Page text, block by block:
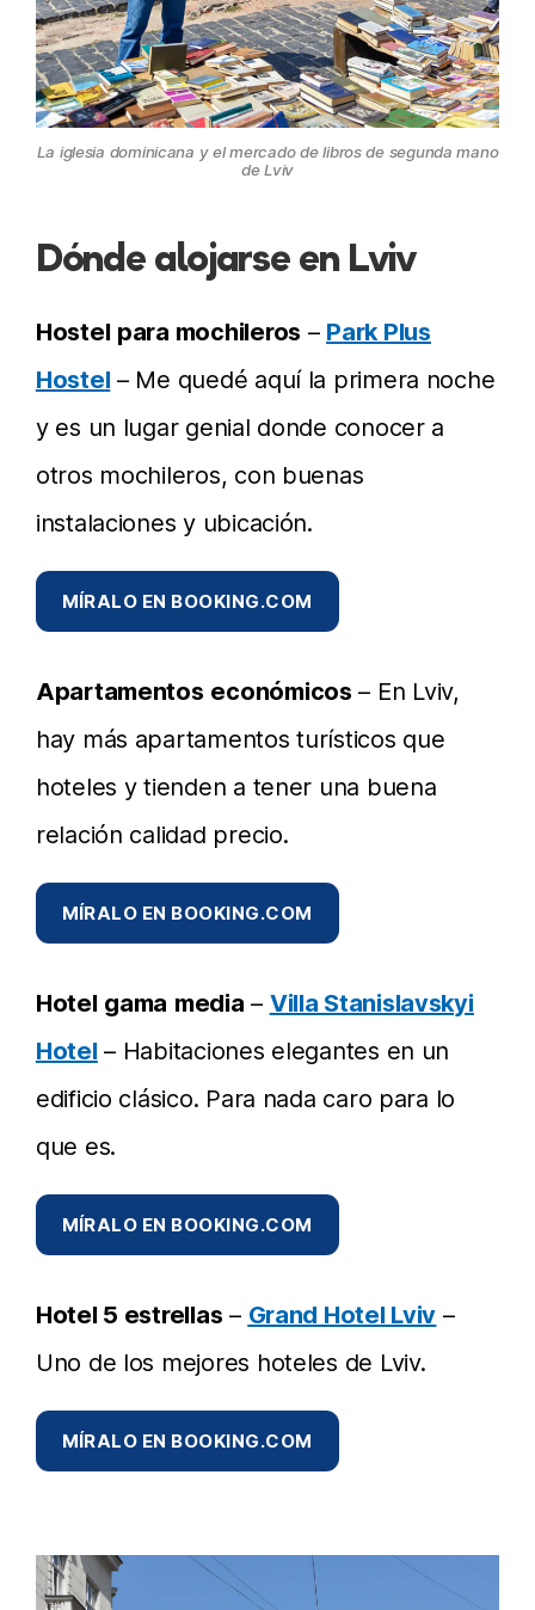
La iglesia dominicana y el mercado de libros de segunda mano
de Lviv
Dónde alojarse en Lviv
Hostel para mochileros – Park Plus
Hostel – Me quedé aquí la primera noche
y es un lugar genial donde conocer a
otros mochileros, con buenas
instalaciones y ubicación.
MÍRALO EN BOOKING.COM
Apartamentos económicos – En Lviv,
hay más apartamentos turísticos que
hoteles y tienden a tener una buena
relación calidad precio.
MÍRALO EN BOOKING.COM
Hotel gama media – Villa Stanislavskyi
Hotel – Habitaciones elegantes en un
edificio clásico. Para nada caro para lo
que es.
MÍRALO EN BOOKING.COM
Hotel 5 estrellas – Grand Hotel Lviv –
Uno de los mejores hoteles de Lviv.
MÍRALO EN BOOKING.COM